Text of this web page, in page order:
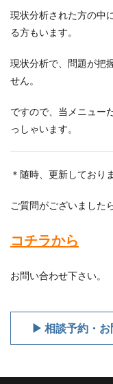
現状分析された方の中
る方もいます。
現状分析で、問題が把
せん。
ですので、当メニュー
っしゃいます。
＊随時、更新しており
ご質問がございました
コチラから
お問い合わせ下さい。
▶ 相談予約・お